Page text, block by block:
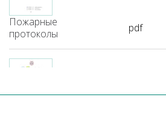
Пожарные
протоколы
pdf